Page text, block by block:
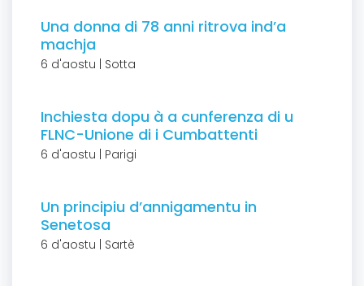
Una donna di 78 anni ritrova ind’a
machja
6 d'aostu | Sotta
Inchiesta dopu à a cunferenza di u
FLNC-Unione di i Cumbattenti
6 d'aostu | Parigi
Un principiu d’annigamentu in
Senetosa
6 d'aostu | Sartè